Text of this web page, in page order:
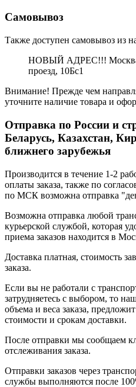
Самовывоз
Также доступен самовывоз из
НОВЫЙ АДРЕС!!! Москва,
проезд, 10Бс1
Внимание! Прежде чем
уточните наличие товара и
Отправка по России и
Беларусь, Казахстан,
ближнего зарубежья
Производится в течение 1-2
оплаты заказа, также по
по МСК возможна отправка
Возможна отправка любой
курьерской службой, которая
приема заказов находится в
Доставка платная, стоимость
заказа.
Если вы не работали с
затрудняетесь с выбором, то
объема и веса заказа,
стоимости и срокам доставки.
После отправки мы сообщаем
отслеживания заказа.
Отправки заказов через
службы выполняются после